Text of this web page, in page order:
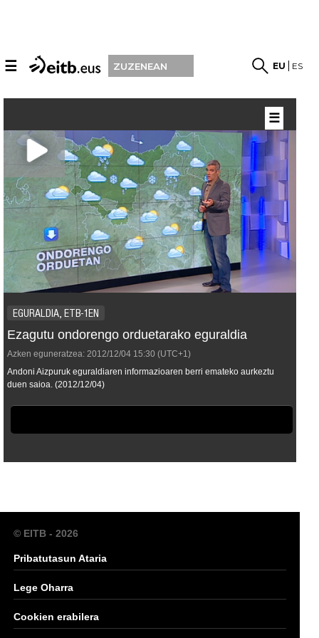
☰ ZUZENEAN EU ES
EGURALDIA, ETB-1EN
Ezagutu ondorengo orduetarako eguraldia
Azken eguneratzea: 2012/12/04 15:30 (UTC+1)
Andoni Aizpuruk eguraldiaren informazioaren berri emateko aurkeztu
duen saioa. (2012/12/04)
☰
© EITB - 2026
Pribatutasun Ataria
Lege Oharra
Cookien erabilera